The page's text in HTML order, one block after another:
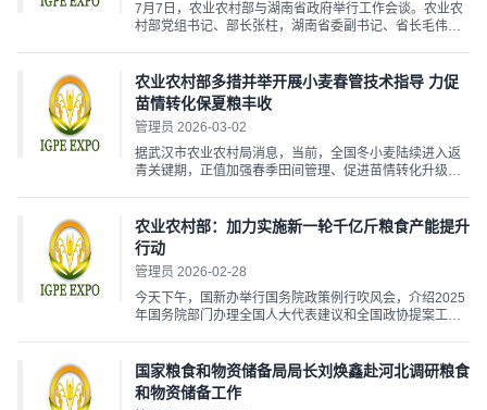
7月7日，农业农村部与湖南省政府举行工作会谈。农业农
村部党组书记、部长张柱，湖南省委副书记、省长毛伟明
巩固拓展脱贫攻坚成果和乡村建设等工作，农业农村改革
发...
农业农村部多措并举开展小麦春管技术指导 力促
苗情转化保夏粮丰收
管理员 2026-03-02
据武汉市农业农村局消息，当前，全国冬小麦陆续进入返
青关键期，正值加强春季田间管理、促进苗情转化升级的
天强春管促壮苗抗灾夺夏粮丰收行动”，并组织“促壮苗农
技...
农业农村部：加力实施新一轮千亿斤粮食产能提升
行动
管理员 2026-02-28
今天下午，国新办举行国务院政策例行吹风会，介绍2025
年国务院部门办理全国人大代表建议和全国政协提案工作
不放松抓好粮食生产，坚持产量产能、生产生态、增产增
收一起...
国家粮食和物资储备局局长刘焕鑫赴河北调研粮食
和物资储备工作